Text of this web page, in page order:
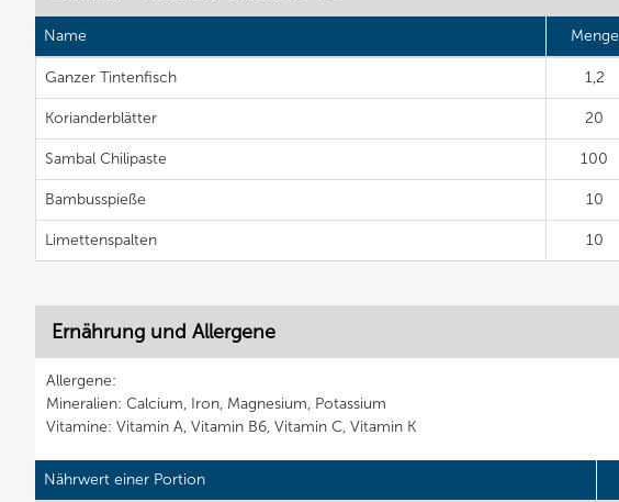
Name Menge
Ganzer Tintenfisch 1,2
Korianderblätter 20
Sambal Chilipaste 100
Bambusspieße 10
Limettenspalten 10
Ernährung und Allergene
Allergene:
Mineralien: Calcium, Iron, Magnesium, Potassium
Vitamine: Vitamin A, Vitamin B6, Vitamin C, Vitamin K
Nährwert einer Portion